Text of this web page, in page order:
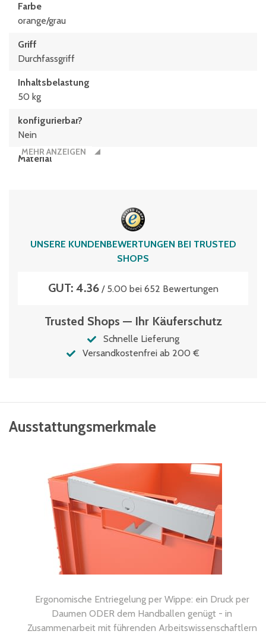
Farbe
orange/grau
Griff
Durchfassgriff
Inhaltsbelastung
50 kg
konfigurierbar?
Nein
Material
62 Liter
MEHR ANZEIGEN
UNSERE KUNDENBEWERTUNGEN BEI TRUSTED
SHOPS
GUT: 4.36/ 5.00 bei 652 Bewertungen
Trusted Shops — Ihr Käuferschutz
Schnelle Lieferung
Versandkostenfrei ab 200 €
Ausstattungsmerkmale
Ergonomische Entriegelung per Wippe: ein Druck per
Daumen ODER dem Handballen genügt - in
Zusammenarbeit mit führenden Arbeitswissenschaftlern